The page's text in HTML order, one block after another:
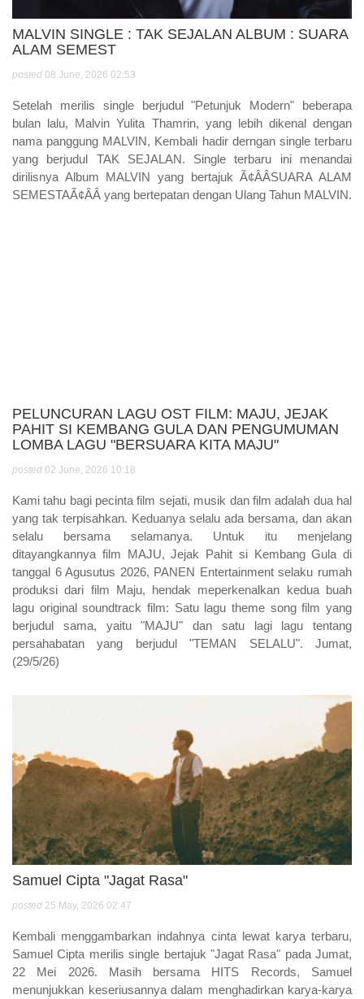
MALVIN SINGLE : TAK SEJALAN ALBUM : SUARA
ALAM SEMEST
posted 08 June, 2026 02:53
Setelah merilis single berjudul "Petunjuk Modern" beberapa
bulan lalu, Malvin Yulita Thamrin, yang lebih dikenal dengan
nama panggung MALVIN, Kembali hadir derngan single terbaru
yang berjudul TAK SEJALAN. Single terbaru ini menandai
dirilisnya Album MALVIN yang bertajuk Ã¢ÂÂSUARA ALAM
SEMESTAÃ¢ÂÂ yang bertepatan dengan Ulang Tahun MALVIN.
PELUNCURAN LAGU OST FILM: MAJU, JEJAK
PAHIT SI KEMBANG GULA DAN PENGUMUMAN
LOMBA LAGU "BERSUARA KITA MAJU"
posted 02 June, 2026 10:18
Kami tahu bagi pecinta film sejati, musik dan film adalah dua hal
yang tak terpisahkan. Keduanya selalu ada bersama, dan akan
selalu bersama selamanya. Untuk itu menjelang
ditayangkannya film MAJU, Jejak Pahit si Kembang Gula di
tanggal 6 Agusutus 2026, PANEN Entertainment selaku rumah
produksi dari film Maju, hendak meperkenalkan kedua buah
lagu original soundtrack film: Satu lagu theme song film yang
berjudul sama, yaitu "MAJU" dan satu lagi lagu tentang
persahabatan yang berjudul "TEMAN SELALU". Jumat,
(29/5/26)
Samuel Cipta "Jagat Rasa"
posted 25 May, 2026 02:47
Kembali menggambarkan indahnya cinta lewat karya terbaru,
Samuel Cipta merilis single bertajuk "Jagat Rasa" pada Jumat,
22 Mei 2026. Masih bersama HITS Records, Samuel
menunjukkan keseriusannya dalam menghadirkan karya-karya